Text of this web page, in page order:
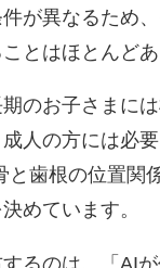
が異なるため
とはほとんどあ
のお子さまに
成人の方には必
と歯根の位置関
めています。